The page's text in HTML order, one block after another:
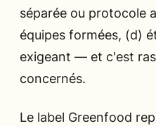
séparée ou protocole
équipes formées, (d)
exigeant — et c'est
concernés.
Le label Greenfood